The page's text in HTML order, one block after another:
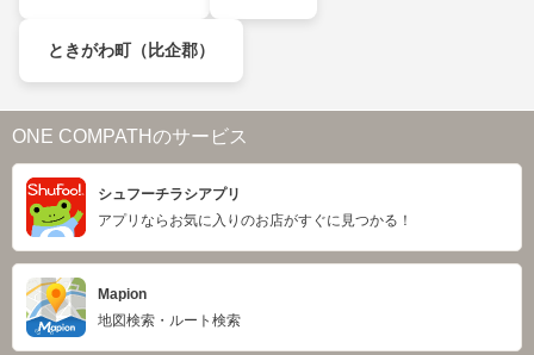
ときがわ町（比企郡）
ONE COMPATHのサービス
シュフーチラシアプリ
アプリならお気に入りのお店がすぐに見つかる！
Mapion
地図検索・ルート検索